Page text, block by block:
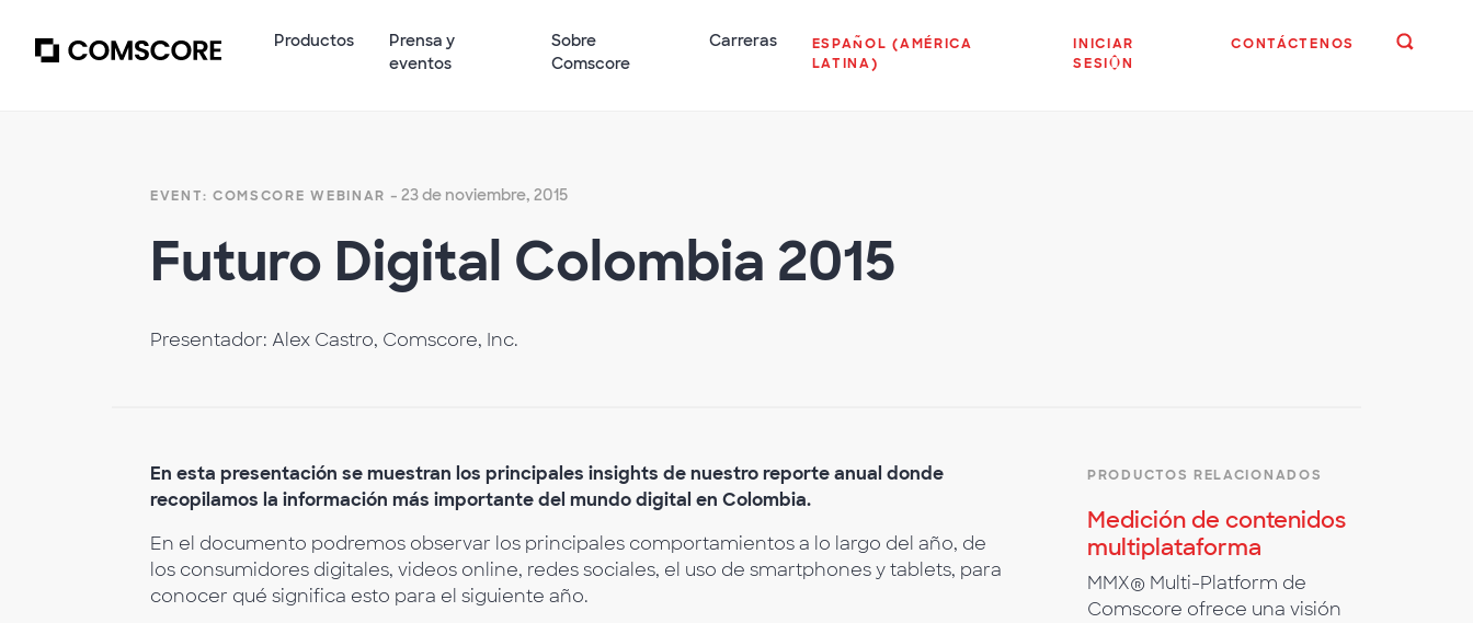
Productos
Prensa y
eventos
Sobre
Comscore
Carreras
ESPAÑOL (AMÉRICA
LATINA)
INICIAR
SESIÓN
CONTÁCTENOS
EVENT: COMSCORE WEBINAR - 23 de noviembre, 2015
Futuro Digital Colombia 2015
Presentador: Alex Castro, Comscore, Inc.
En esta presentación se muestran los principales insights de nuestro reporte anual donde
recopilamos la información más importante del mundo digital en Colombia.
En el documento podremos observar los principales comportamientos a lo largo del año, de
los consumidores digitales, videos online, redes sociales, el uso de smartphones y tablets, para
conocer qué significa esto para el siguiente año.
PRODUCTOS RELACIONADOS
Medición de contenidos
multiplataforma
MMX® Multi-Platform de
Comscore ofrece una visión